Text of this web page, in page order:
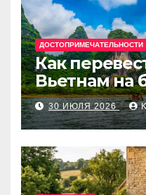
ДОСТОПРИМЕЧАТЕЛЬНОСТИ
Как
Вьетнам на
счёт:
банки
30 ИЮЛЯ 2026